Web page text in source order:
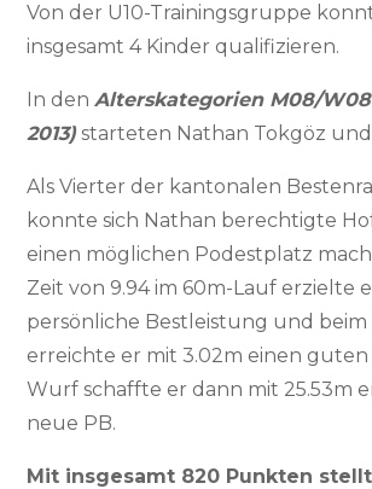
Von der U10-Trainingsgruppe
insgesamt 4 Kinder qualifizieren.
In denAlterskategorien M08/
2013) starteten Nathan Tokgöz
Als Vierter der kantonalen
konnte sich Nathan berechtigte
einen möglichen Podestplatz
Zeit von 9.94 im 60m-Lauf erzielte
persönliche Bestleistung und
erreichte er mit 3.02m einen guten
Wurf schaffte er dann mit 25.53m
neue PB.
Mit insgesamt 820 Punkten